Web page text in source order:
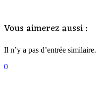
Vous aimerez aussi :
Il n’y a pas d’entrée similaire.
0